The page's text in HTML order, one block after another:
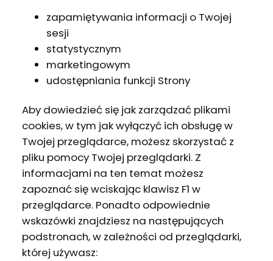
zapamiętywania informacji o Twojej
sesji
statystycznym
marketingowym
udostępniania funkcji Strony
Aby dowiedzieć się jak zarządzać plikami
cookies, w tym jak wyłączyć ich obsługę w
Twojej przeglądarce, możesz skorzystać z
pliku pomocy Twojej przeglądarki. Z
informacjami na ten temat możesz
zapoznać się wciskając klawisz F1 w
przeglądarce. Ponadto odpowiednie
wskazówki znajdziesz na następujących
podstronach, w zależności od przeglądarki,
której używasz: